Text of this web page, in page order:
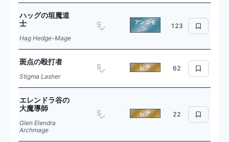
ハッグの垣魔道
士
Hag Hedge-Mage
アンコモ
ン
123
斑点の殴打者
Stigma Lasher
レア 62
エレンドラ谷の
大魔導師
Glen Elendra
Archmage
レア 22